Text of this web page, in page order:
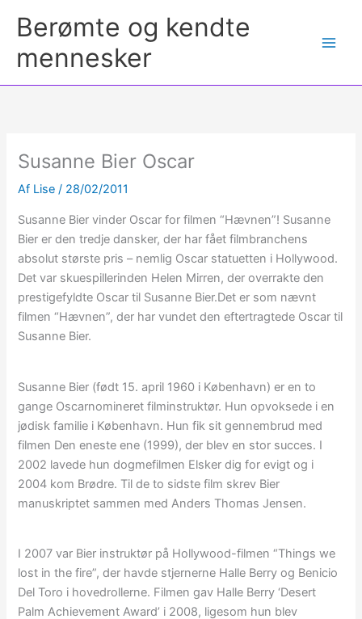
Berømte og kendte
mennesker
Susanne Bier Oscar
Af Lise/ 28/02/2011
Susanne Bier vinder Oscar for filmen “Hævnen”! Susanne
Bier er den tredje dansker, der har fået filmbranchens
absolut største pris – nemlig Oscar statuetten i Hollywood.
Det var skuespillerinden Helen Mirren, der overrakte den
prestigefyldte Oscar til Susanne Bier.Det er som nævnt
filmen “Hævnen”, der har vundet den eftertragtede Oscar til
Susanne Bier.
Susanne Bier (født 15. april 1960 i København) er en to
gange Oscarnomineret filminstruktør. Hun opvoksede i en
jødisk familie i København. Hun fik sit gennembrud med
filmen Den eneste ene (1999), der blev en stor succes. I
2002 lavede hun dogmefilmen Elsker dig for evigt og i
2004 kom Brødre. Til de to sidste film skrev Bier
manuskriptet sammen med Anders Thomas Jensen.
I 2007 var Bier instruktør på Hollywood-filmen “Things we
lost in the fire”, der havde stjernerne Halle Berry og Benicio
Del Toro i hovedrollerne. Filmen gav Halle Berry ‘Desert
Palm Achievement Award’ i 2008, ligesom hun blev